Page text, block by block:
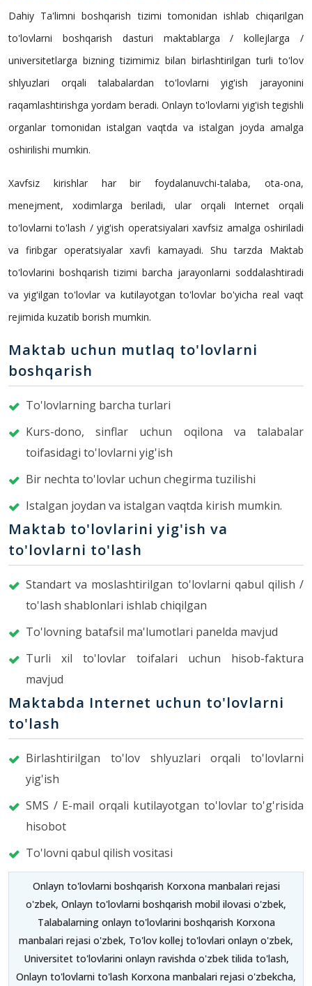
Dahiy Ta'limni boshqarish tizimi tomonidan ishlab chiqarilgan
to'lovlarni boshqarish dasturi maktablarga / kollejlarga /
universitetlarga bizning tizimimiz bilan birlashtirilgan turli to'lov
shlyuzlari orqali talabalardan to'lovlarni yig'ish jarayonini
raqamlashtirishga yordam beradi. Onlayn to'lovlarni yig'ish tegishli
organlar tomonidan istalgan vaqtda va istalgan joyda amalga
oshirilishi mumkin.
Xavfsiz kirishlar har bir foydalanuvchi-talaba, ota-ona,
menejment, xodimlarga beriladi, ular orqali Internet orqali
to'lovlarni to'lash / yig'ish operatsiyalari xavfsiz amalga oshiriladi
va firibgar operatsiyalar xavfi kamayadi. Shu tarzda Maktab
to'lovlarini boshqarish tizimi barcha jarayonlarni soddalashtiradi
va yig'ilgan to'lovlar va kutilayotgan to'lovlar bo'yicha real vaqt
rejimida kuzatib borish mumkin.
Maktab uchun mutlaq to'lovlarni
boshqarish
To'lovlarning barcha turlari
Kurs-dono, sinflar uchun oqilona va talabalar
toifasidagi to'lovlarni yig'ish
Bir nechta to'lovlar uchun chegirma tuzilishi
Istalgan joydan va istalgan vaqtda kirish mumkin.
Maktab to'lovlarini yig'ish va
to'lovlarni to'lash
Standart va moslashtirilgan to'lovlarni qabul qilish /
to'lash shablonlari ishlab chiqilgan
To'lovning batafsil ma'lumotlari panelda mavjud
Turli xil to'lovlar toifalari uchun hisob-faktura
mavjud
Maktabda Internet uchun to'lovlarni
to'lash
Birlashtirilgan to'lov shlyuzlari orqali to'lovlarni
yig'ish
SMS / E-mail orqali kutilayotgan to'lovlar to'g'risida
hisobot
To'lovni qabul qilish vositasi
Onlayn to'lovlarni boshqarish Korxona manbalari rejasi
o'zbek, Onlayn to'lovlarni boshqarish mobil ilovasi o'zbek,
Talabalarning onlayn to'lovlarini boshqarish Korxona
manbalari rejasi o'zbek, To'lov kollej to'lovlari onlayn o'zbek,
Universitet to'lovlarini onlayn ravishda o'zbek tilida to'lash,
Onlayn to'lovlarni to'lash Korxona manbalari rejasi o'zbekcha,